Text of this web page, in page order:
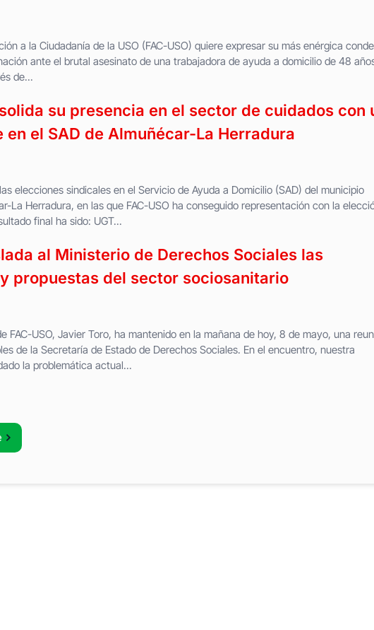
a la Ciudadanía de la USO (FAC-USO) quiere expresar su más enérgica
ante el brutal asesinato de una trabajadora de ayuda a domicilio de 48
de...
su presencia en el sector de cuidados con
el SAD de Almuñécar-La Herradura
elecciones sindicales en el Servicio de Ayuda a Domicilio (SAD) del municipio
La Herradura, en las que FAC-USO ha conseguido representación con la
final ha sido: UGT...
al Ministerio de Derechos Sociales las
propuestas del sector sociosanitario
FAC-USO, Javier Toro, ha mantenido en la mañana de hoy, 8 de mayo, una
de la Secretaría de Estado de Derechos Sociales. En el encuentro, nuestra
la problemática actual...